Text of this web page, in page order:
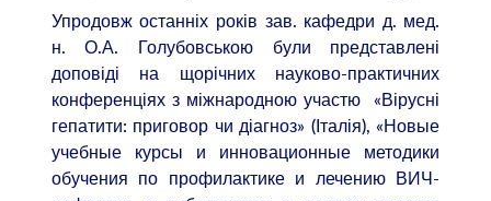
Упродовж останніх років зав. кафедри д. мед.
н. О.А. Голубовською були представлені
доповіді на щорічних науково-практичних
конференціях з міжнародною участю «Вірусні
гепатити: приговор чи діагноз» (Італія), «Новые
учебные курсы и инновационные методики
обучения по профилактике и лечению ВИЧ-